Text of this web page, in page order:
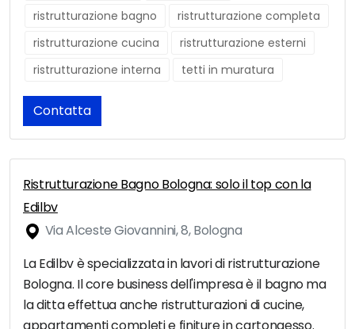
ristrutturazione bagno
ristrutturazione completa
ristrutturazione cucina
ristrutturazione esterni
ristrutturazione interna
tetti in muratura
Contatta
Ristrutturazione Bagno Bologna: solo il top con la
Edilbv
Via Alceste Giovannini, 8, Bologna
La Edilbv è specializzata in lavori di ristrutturazione
Bologna. Il core business dell'impresa è il bagno ma
la ditta effettua anche ristrutturazioni di cucine,